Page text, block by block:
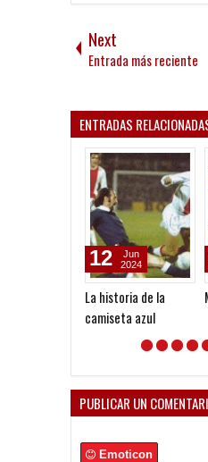
Next
Entrada más reciente
ENTRADAS
La historia de la
camiseta azul
12
Jun
2024
PUBLICAR UN
Emoticon